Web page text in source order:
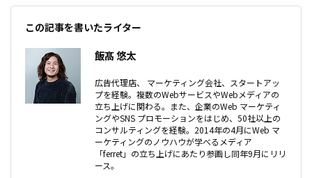
この記事を書いたライター
飯髙 悠太
広告代理店、 マーケティング会社、スタートアッ
プを経験。複数のWebサービスやWebメディアの
立ち上げに関わる。また、企業のWeb マーケティ
ングやSNS プロモーションをはじめ、50社以上の
コンサルティングを経験。2014年の4月にWeb マ
ーケティングのノウハウが学べるメディア
「ferret」の立ち上げにあたり参画し同年9月にリリ
ース。